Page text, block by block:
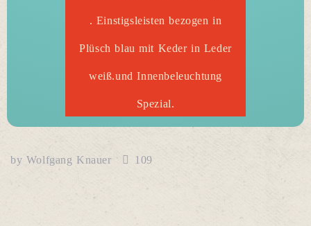
. Einstigsleisten bezogen in
Plüsch blau mit Keder in Leder
weiß.und Innenbeleuchtung
Spezial.
by Wolfgang Knauer 109